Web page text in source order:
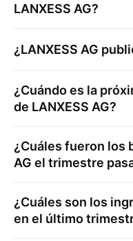
LANXESS AG?
¿LANXESS AG
¿Cuándo es la
de LANXESS AG?
¿Cuáles fueron los
AG el trimestre
¿Cuáles son los
en el último